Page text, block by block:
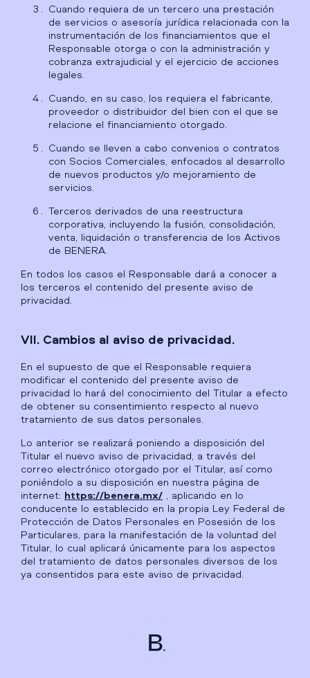
Cuando requiera de un tercero una prestación
de servicios o asesoría jurídica relacionada con la
instrumentación de los financiamientos que el
Responsable otorga o con la administración y
cobranza extrajudicial y el ejercicio de acciones
legales.
Cuando, en su caso, los requiera el fabricante,
proveedor o distribuidor del bien con el que se
relacione el financiamiento otorgado.
Cuando se lleven a cabo convenios o contratos
con Socios Comerciales, enfocados al desarrollo
de nuevos productos y/o mejoramiento de
servicios.
Terceros derivados de una reestructura
corporativa, incluyendo la fusión, consolidación,
venta, liquidación o transferencia de los Activos
de BENERA.
En todos los casos el Responsable dará a conocer a
los terceros el contenido del presente aviso de
privacidad.
VII. Cambios al aviso de privacidad.
En el supuesto de que el Responsable requiera
modificar el contenido del presente aviso de
privacidad lo hará del conocimiento del Titular a efecto
de obtener su consentimiento respecto al nuevo
tratamiento de sus datos personales.
Lo anterior se realizará poniendo a disposición del
Titular el nuevo aviso de privacidad, a través del
correo electrónico otorgado por el Titular, así como
poniéndolo a su disposición en nuestra página de
internet: https://benera.mx/ , aplicando en lo
conducente lo establecido en la propia Ley Federal de
Protección de Datos Personales en Posesión de los
Particulares, para la manifestación de la voluntad del
Titular, lo cual aplicará únicamente para los aspectos
del tratamiento de datos personales diversos de los
ya consentidos para este aviso de privacidad.